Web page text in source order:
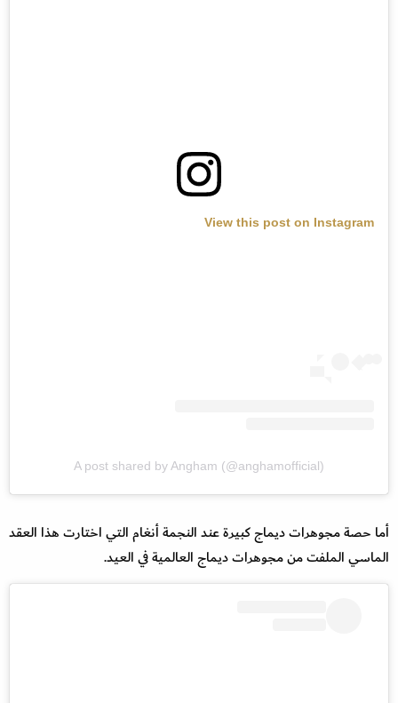
View this post on Instagram
A post shared by Angham (@anghamofficial)
أما حصة مجوهرات ديماج كبيرة عند النجمة أنغام التي اختارت هذا العقد
الماسي الملفت من مجوهرات ديماج العالمية في العيد.